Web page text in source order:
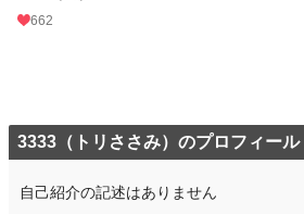
662
3333（トリささみ）のプロフィール
自己紹介の記述はありません